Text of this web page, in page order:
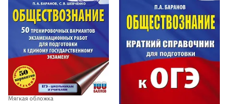
Мягкая обложка